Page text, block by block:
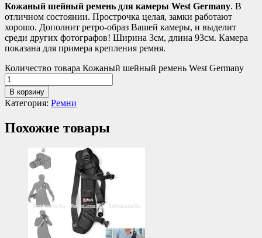
Кожаный шейный ремень для камеры West Germany. В
отличном состоянии. Прострочка целая, замки работают
хорошо. Дополнит ретро-образ Вашей камеры, и выделит
среди других фотографов! Ширина 3см, длина 93см. Камера
показана для примера крепления ремня.
Количество товара Кожаный шейный ремень West Germany
В корзину
Категория: Ремни
Похожие товары